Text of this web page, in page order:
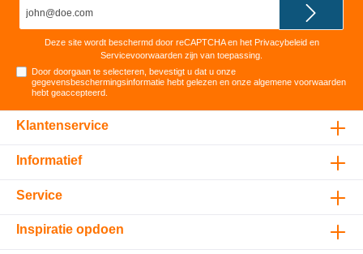
Deze site wordt beschermd door reCAPTCHA en het Privacybeleiden
Servicevoorwaarden zijn van toepassing.
Door doorgaan te selecteren, bevestigt u dat u onze
gegevensbeschermingsinformatie hebt gelezen en onzealgemene voorwaarden
hebt geaccepteerd
Klantenservice
Informatief
Service
Inspiratie opdoen